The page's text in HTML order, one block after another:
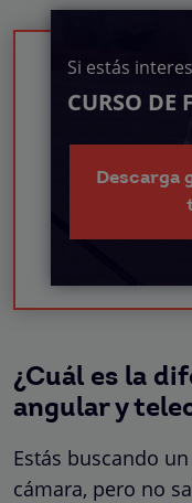
Si estás
CURSO DE
Descarga
¿Cuál es la
angular y
Estás buscando
cámara, pero no